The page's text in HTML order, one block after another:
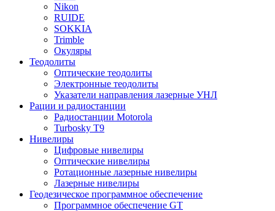
Nikon
RUIDE
SOKKIA
Trimble
Окуляры
Теодолиты
Оптические теодолиты
Электронные теодолиты
Указатели направления лазерные УНЛ
Рации и радиостанции
Радиостанции Motorola
Turbosky T9
Нивелиры
Цифровые нивелиры
Оптические нивелиры
Ротационные лазерные нивелиры
Лазерные нивелиры
Геодезическое программное обеспечение
Программное обеспечение GT